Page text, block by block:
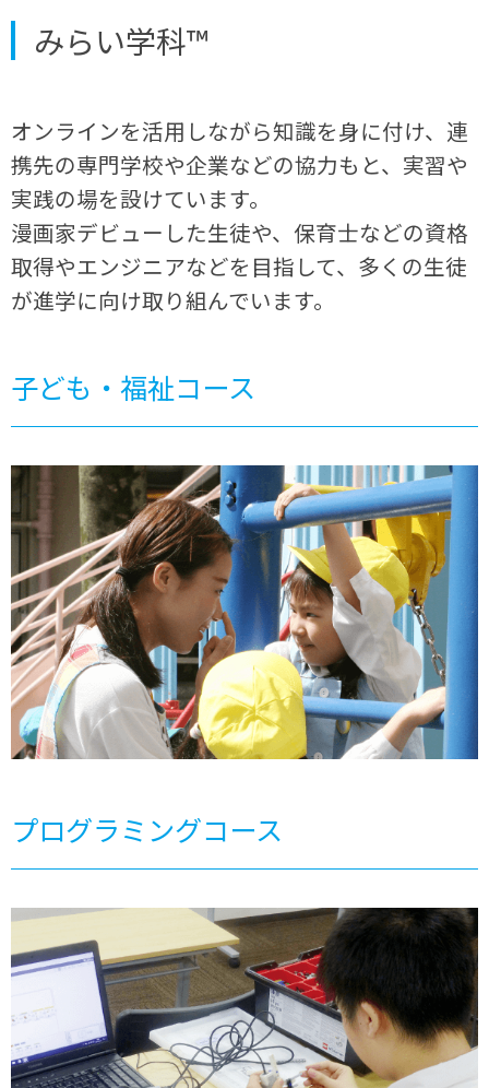
みらい学科™
オンラインを活用しながら知識を身に付け、連
携先の専門学校や企業などの協力もと、実習や
実践の場を設けています。
漫画家デビューした生徒や、保育士などの資格
取得やエンジニアなどを目指して、多くの生徒
が進学に向け取り組んでいます。
子ども・福祉コース
プログラミングコース